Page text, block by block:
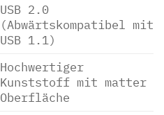
USB 2.0
(Abwärtskompatibel mit
USB 1.1)
Hochwertiger
Kunststoff mit matter
Oberfläche